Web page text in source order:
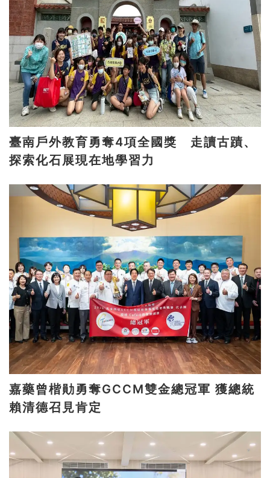
臺南戶外教育勇奪4項全國獎 走讀古蹟、
探索化石展現在地學習力
嘉藥曾楷勛勇奪GCCM雙金總冠軍 獲總統
賴清德召見肯定